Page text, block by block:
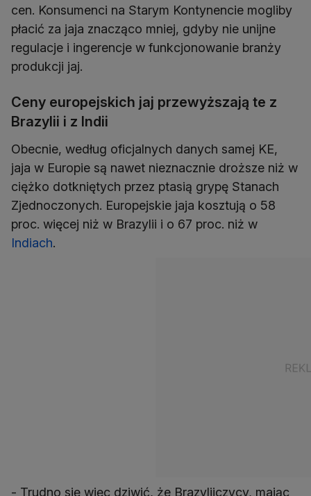
cen. Konsumenci na Starym Kontynencie mogliby
płacić za jaja znacząco mniej, gdyby nie unijne
regulacje i ingerencje w funkcjonowanie branży
produkcji jaj.
Ceny europejskich jaj przewyższają te z
Brazylii i z Indii
Obecnie, według oficjalnych danych samej KE,
jaja w Europie są nawet nieznacznie droższe niż w
ciężko dotkniętych przez ptasią grypę Stanach
Zjednoczonych. Europejskie jaja kosztują o 58
proc. więcej niż w Brazylii i o 67 proc. niż w
Indiach.
- Trudno się więc dziwić, że Brazylijczycy, mając